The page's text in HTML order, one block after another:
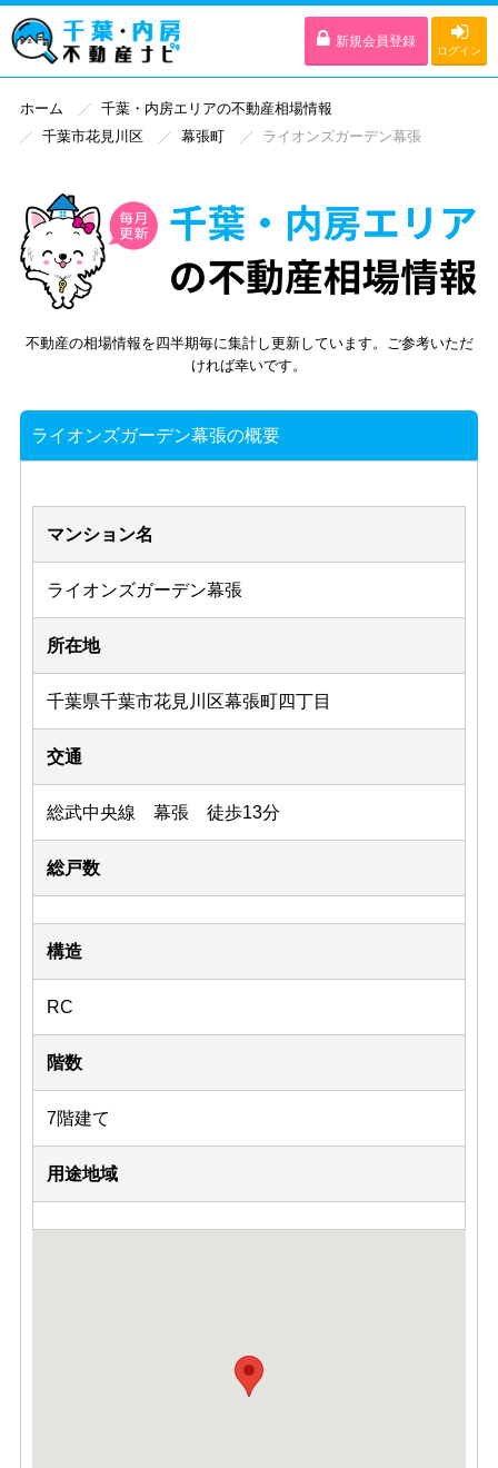
新規会員登録
ログイン
ホーム
千葉・内房エリアの不動産相場情報
千葉市花見川区
幕張町 ライオンズガーデン幕張
不動産の相場情報を四半期毎に集計し更新しています。ご参考いただ
ければ幸いです。
ライオンズガーデン幕張の概要
マンション名
ライオンズガーデン幕張
所在地
千葉県千葉市花見川区幕張町四丁目
交通
総武中央線 幕張 徒歩13分
総戸数
構造
RC
階数
7階建て
用途地域